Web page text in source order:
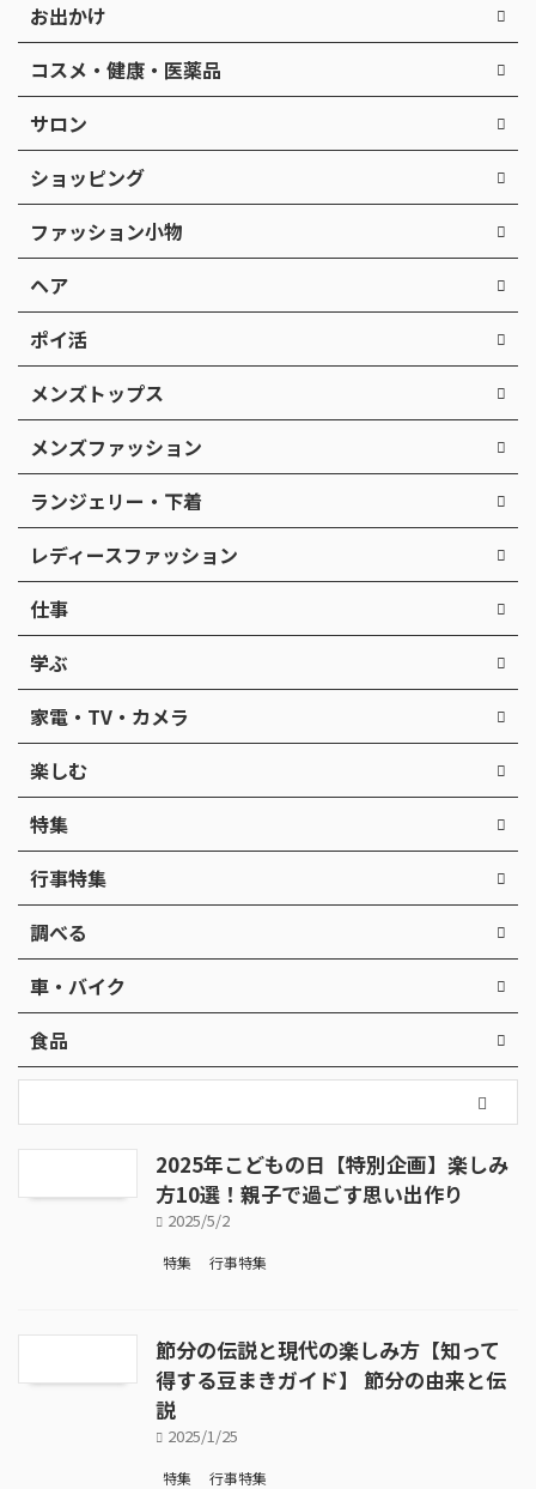
お出かけ
コスメ・健康・医薬品
サロン
ショッピング
ファッション小物
ヘア
ポイ活
メンズトップス
メンズファッション
ランジェリー・下着
レディースファッション
仕事
学ぶ
家電・TV・カメラ
楽しむ
特集
行事特集
調べる
車・バイク
食品
2025年こどもの日【特別企画】楽しみ
方10選！親子で過ごす思い出作り
2025/5/2
特集 行事特集
節分の伝説と現代の楽しみ方【知って
得する豆まきガイド】 節分の由来と伝
説
2025/1/25
特集 行事特集